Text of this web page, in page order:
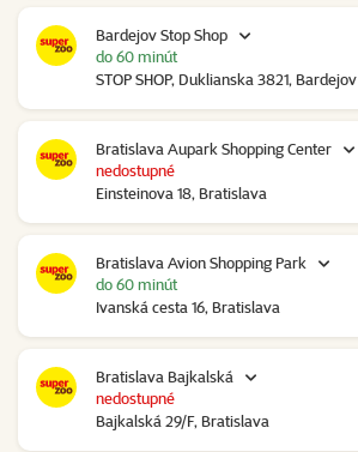
Bardejov Stop Shop
STOP SHOP, Duklianska 3821, Bardejov
do 60 minút
Bratislava Aupark Shopping Center
Einsteinova 18, Bratislava
nedostupné
Bratislava Avion Shopping Park
Ivanská cesta 16, Bratislava
do 60 minút
Bratislava Bajkalská
Bajkalská 29/F, Bratislava
nedostupné